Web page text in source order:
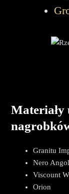
Materiały
Granitu
Nero
Viscount
Orion